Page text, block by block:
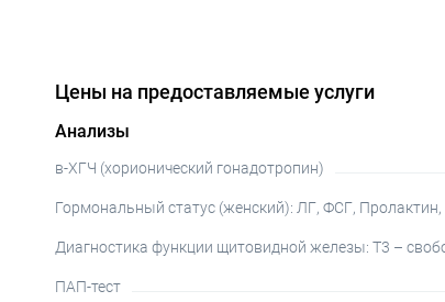
Цены на предоставляемые услуги
Анализы
в-ХГЧ (хорионический гонадотропин)
Гормональный статус (женский): ЛГ, ФСГ,
Диагностика функции щитовидной железы: Т3 –
ПАП-тест